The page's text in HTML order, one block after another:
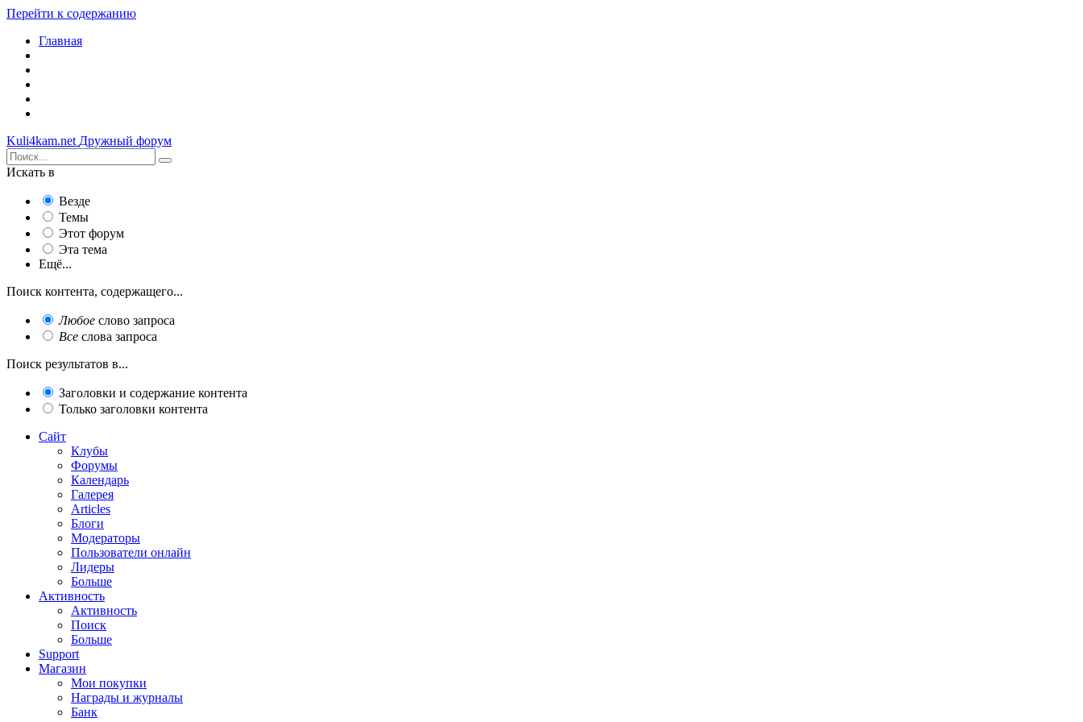
Перейти к содержанию
Главная
Kuli4kam.net Дружный форум
Искать в
Везде
Темы
Этот форум
Эта тема
Ещё...
Поиск контента, содержащего...
Любое слово запроса
Все слова запроса
Поиск результатов в...
Заголовки и содержание контента
Только заголовки контента
Сайт
Клубы
Форумы
Календарь
Галерея
Articles
Блоги
Модераторы
Пользователи онлайн
Лидеры
Больше
Активность
Активность
Поиск
Больше
Support
Магазин
Мои покупки
Награды и журналы
Банк